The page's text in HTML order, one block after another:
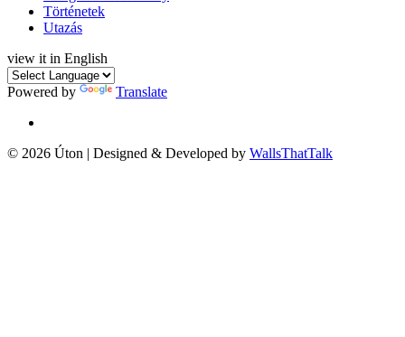
Történetek
Utazás
view it in English
Powered by Translate
© 2026 Úton | Designed & Developed by WallsThatTalk